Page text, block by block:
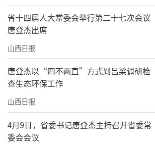
省十四届人大常委会举行第二十七次会议
唐登杰出席
山西日报
唐登杰以“四不两直”方式到吕梁调研检
查生态环保工作
山西日报
4月9日，省委书记唐登杰主持召开省委常
委会会议